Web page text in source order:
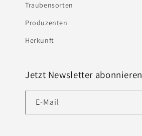
Traubensorten
Produzenten
Herkunft
Jetzt Newsletter abonnieren
E-Mail